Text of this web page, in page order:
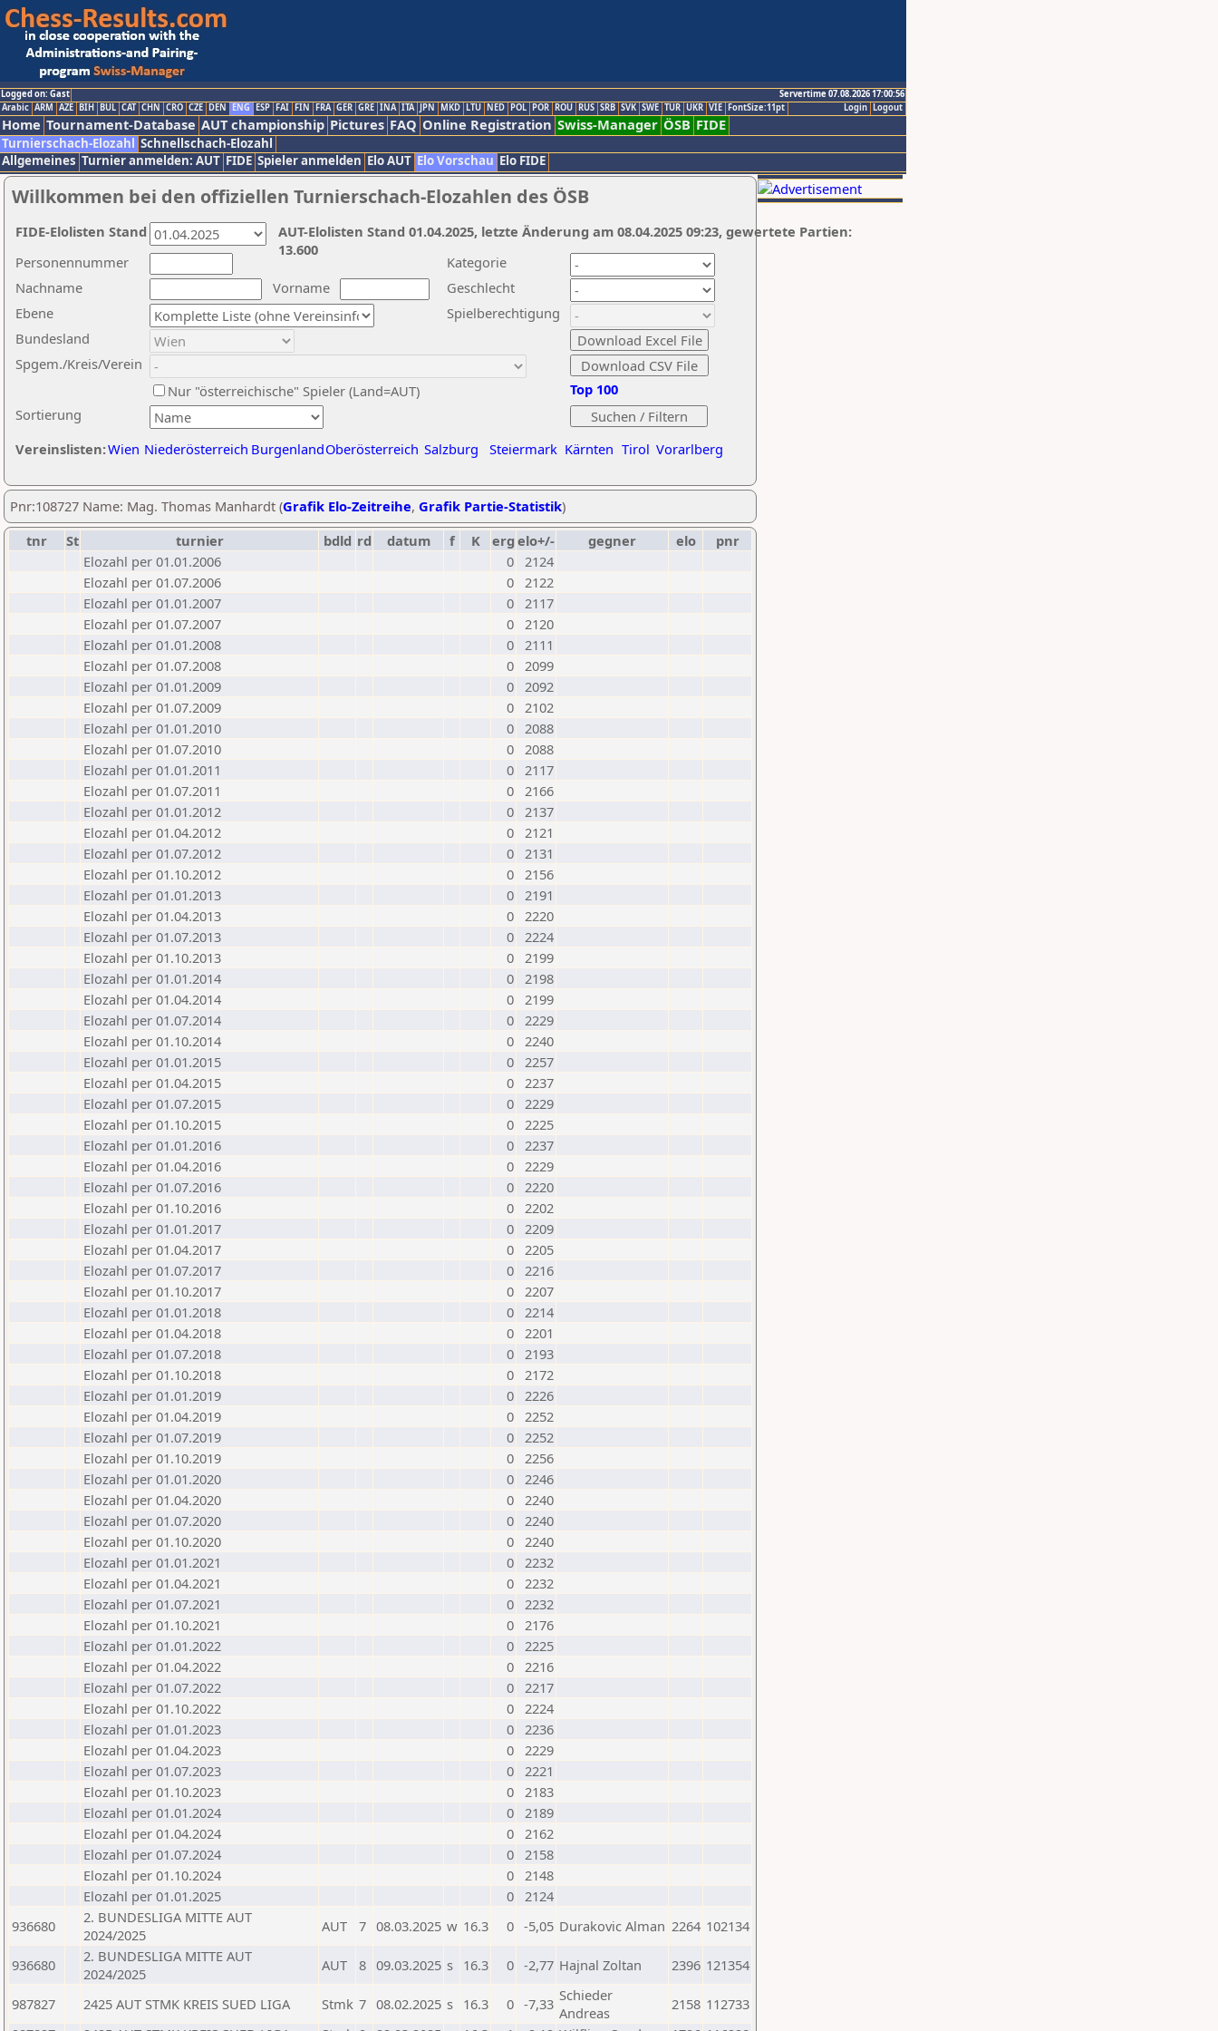
Logged on: Gast
Servertime 07.08.2026 17:00:56
Logout
Login
Arabic ARM AZE BIH BUL CAT CHN CRO CZE DEN ENG ESP FAI FIN FRA GER GRE INA ITA JPN MKD LTU NED POL POR ROU RUS SRB SVK SWE TUR UKR VIE FontSize:11pt
Home Tournament-Database AUT championship Pictures FAQ Online Registration Swiss-Manager ÖSB FIDE
Turnierschach-Elozahl Schnellschach-Elozahl
Allgemeines Turnier anmelden: AUT FIDE Spieler anmelden Elo AUT Elo Vorschau Elo FIDE
Willkommen bei den offiziellen Turnierschach-Elozahlen des ÖSB
Nachname
Vorname
Ebene
Kategorie
Sortierung
Personennummer
Bundesland
Spgem./Kreis/Verein
Geschlecht
Nur "österreichische" Spieler (Land=AUT)
Spielberechtigung
Vereinslisten:Wien Niederösterreich BurgenlandOberösterreich Salzburg Steiermark Kärnten Tirol Vorarlberg
Top 100
AUT-Elolisten Stand 01.04.2025, letzte Änderung am 08.04.2025 09:23, gewertete Partien:
13.600
FIDE-Elolisten Stand
Pnr:108727 Name: Mag. Thomas Manhardt (Grafik Elo-Zeitreihe, Grafik Partie-Statistik)
tnr
St turnier bdld rd datum f K erg elo+/- gegner elo
pnr
Elozahl per 01.01.2006
0 2124
Elozahl per 01.07.2006
0 2122
Elozahl per 01.01.2007
0 2117
Elozahl per 01.07.2007
0 2120
Elozahl per 01.01.2008
0 2111
Elozahl per 01.07.2008
0 2099
Elozahl per 01.01.2009
0 2092
Elozahl per 01.07.2009
0 2102
Elozahl per 01.01.2010
0 2088
Elozahl per 01.07.2010
0 2088
Elozahl per 01.01.2011
0 2117
Elozahl per 01.07.2011
0 2166
Elozahl per 01.01.2012
0 2137
Elozahl per 01.04.2012
0 2121
Elozahl per 01.07.2012
0 2131
Elozahl per 01.10.2012
0 2156
Elozahl per 01.01.2013
0 2191
Elozahl per 01.04.2013
0 2220
Elozahl per 01.07.2013
0 2224
Elozahl per 01.10.2013
0 2199
Elozahl per 01.01.2014
0 2198
Elozahl per 01.04.2014
0 2199
Elozahl per 01.07.2014
0 2229
Elozahl per 01.10.2014
0 2240
Elozahl per 01.01.2015
0 2257
Elozahl per 01.04.2015
0 2237
Elozahl per 01.07.2015
0 2229
Elozahl per 01.10.2015
0 2225
Elozahl per 01.01.2016
0 2237
Elozahl per 01.04.2016
0 2229
Elozahl per 01.07.2016
0 2220
Elozahl per 01.10.2016
0 2202
Elozahl per 01.01.2017
0 2209
Elozahl per 01.04.2017
0 2205
Elozahl per 01.07.2017
0 2216
Elozahl per 01.10.2017
0 2207
Elozahl per 01.01.2018
0 2214
Elozahl per 01.04.2018
0 2201
Elozahl per 01.07.2018
0 2193
Elozahl per 01.10.2018
0 2172
Elozahl per 01.01.2019
0 2226
Elozahl per 01.04.2019
0 2252
Elozahl per 01.07.2019
0 2252
Elozahl per 01.10.2019
0 2256
Elozahl per 01.01.2020
0 2246
Elozahl per 01.04.2020
0 2240
Elozahl per 01.07.2020
0 2240
Elozahl per 01.10.2020
0 2240
Elozahl per 01.01.2021
0 2232
Elozahl per 01.04.2021
0 2232
Elozahl per 01.07.2021
0 2232
Elozahl per 01.10.2021
0 2176
Elozahl per 01.01.2022
0 2225
Elozahl per 01.04.2022
0 2216
Elozahl per 01.07.2022
0 2217
Elozahl per 01.10.2022
0 2224
Elozahl per 01.01.2023
0 2236
Elozahl per 01.04.2023
0 2229
Elozahl per 01.07.2023
0 2221
Elozahl per 01.10.2023
0 2183
Elozahl per 01.01.2024
0 2189
Elozahl per 01.04.2024
0 2162
Elozahl per 01.07.2024
0 2158
Elozahl per 01.10.2024
0 2148
Elozahl per 01.01.2025
0 2124
936680
2. BUNDESLIGA MITTE AUT
2024/2025
AUT 7 08.03.2025 w 16.3 0 -5,05 Durakovic Alman 2264 102134
936680
2. BUNDESLIGA MITTE AUT
2024/2025
AUT 8 09.03.2025 s 16.3 0 -2,77 Hajnal Zoltan 2396 121354
987827 2425 AUT STMK KREIS SUED LIGA Stmk 7 08.02.2025 s 16.3 0 -7,33 Schieder
Andreas
2158 112733